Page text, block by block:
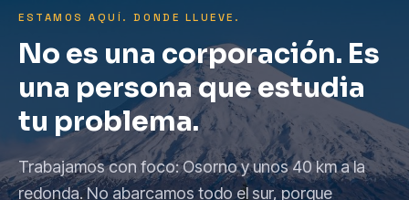
ESTAMOS AQUÍ. DONDE LLUEVE.
No es una corporación. Es
una persona que estudia
tu problema.
Trabajamos con foco: Osorno y unos 40 km a la
redonda. No abarcamos todo el sur, porque